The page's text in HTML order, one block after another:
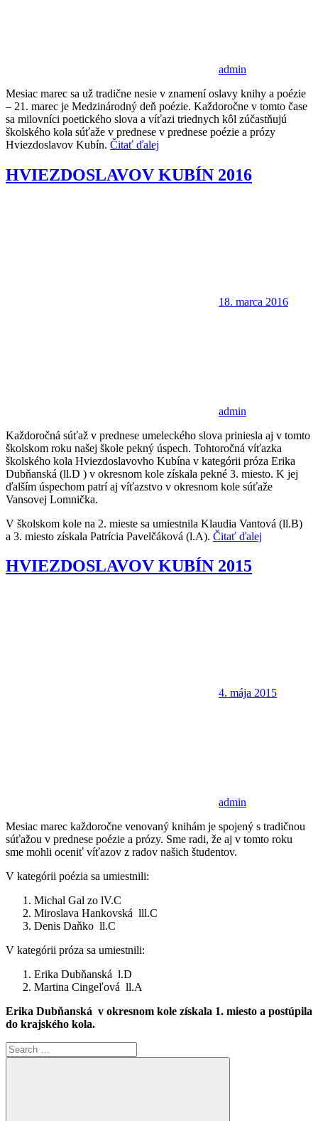
admin
Mesiac marec sa už tradične nesie v znamení oslavy knihy a poézie
– 21. marec je Medzinárodný deň poézie. Každoročne v tomto čase
sa milovníci poetického slova a víťazi triednych kôl zúčastňujú
školského kola súťaže v prednese v prednese poézie a prózy
Hviezdoslavov Kubín. Čitať ďalej
HVIEZDOSLAVOV KUBÍN 2016
18. marca 2016
admin
Každoročná súťaž v prednese umeleckého slova priniesla aj v tomto
školskom roku našej škole pekný úspech. Tohtoročná víťazka
školského kola Hviezdoslavovho Kubína v kategórii próza Erika
Dubňanská (ll.D ) v okresnom kole získala pekné 3. miesto. K jej
ďalším úspechom patrí aj víťazstvo v okresnom kole súťaže
Vansovej Lomnička.
V školskom kole na 2. mieste sa umiestnila Klaudia Vantová (ll.B)
a 3. miesto získala Patrícia Pavelčáková (l.A). Čitať ďalej
HVIEZDOSLAVOV KUBÍN 2015
4. mája 2015
admin
Mesiac marec každoročne venovaný knihám je spojený s tradičnou
súťažou v prednese poézie a prózy. Sme radi, že aj v tomto roku
sme mohli oceniť víťazov z radov našich študentov.
V kategórii poézia sa umiestnili:
Michal Gal zo lV.C
Miroslava Hankovská lll.C
Denis Daňko ll.C
V kategórii próza sa umiestnili:
Erika Dubňanská l.D
Martina Cingeľová ll.A
Erika Dubňanská v okresnom kole získala 1. miesto a postúpila
do krajského kola.
Search
for: